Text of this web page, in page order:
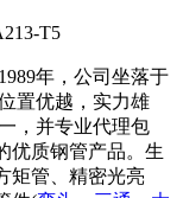
T5
年，公司坐落于
置优越，实力雄
，并专业代理包
优质钢管产品。生
矩管、精密光亮